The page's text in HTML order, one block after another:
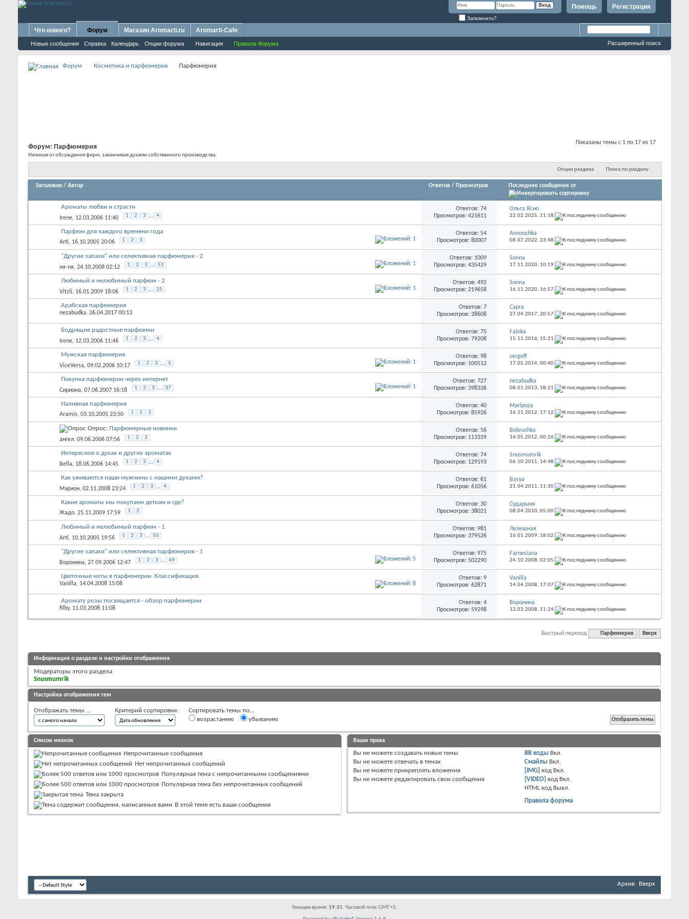
Регистрация
Помощь
Запомнить?
Что нового? Форум
Новые сообщения Справка Календарь Опции форума Навигация Правила Форума
Магазин Aromarti.ru Aromarti-Cafe
Расширенный поиск
Форум Косметика и парфюмерия Парфюмерия
Показаны темы с 1 по 17 из 17
Форум: Парфюмерия
Начиная от обсуждения фирм, заканчивая духами собственного производства.
Опции раздела Поиск по разделу
Заголовок / Автор Ответов / Просмотров Последнее сообщение от
Ароматы любви и страсти
Irene, 12.03.2006 11:40 1 2 3 ... 4
Ответов: 74
Просмотров: 421611
Ольга Ясно
22.02.2025, 11:18
Парфюм для каждого времени года
Arti, 16.10.2005 20:06 1 2 3
Ответов: 54
Просмотров: 80007
Annouchka
08.07.2022, 23:48
"Другие запахи" или селективная парфюмерия - 2
ня-ня, 24.10.2008 02:12 1 2 3 ... 51
Ответов: 1009
Просмотров: 435429
Sonna
17.11.2020, 10:19
Любимый и нелюбимый парфюм - 2
Vitzli, 16.01.2009 18:06 1 2 3 ... 25
Ответов: 492
Просмотров: 219658
Sonna
16.11.2020, 16:57
Арабская парфюмерия
nezabudka, 26.04.2017 00:13
Ответов: 7
Просмотров: 28608
Capra
27.04.2017, 20:57
Бодрящие радостные парфюмки
Irene, 12.03.2006 11:46 1 2 3 ... 4
Ответов: 75
Просмотров: 79208
Fainka
15.11.2016, 15:21
Мужская парфюмерия
ViceVersa, 09.02.2006 10:17 1 2 3 ... 5
Ответов: 98
Просмотров: 100512
sergeff
17.05.2014, 00:40
Покупка парфюмерии через интернет
Сириона, 07.06.2007 16:18 1 2 3 ... 37
Ответов: 727
Просмотров: 398336
nezabudka
08.01.2013, 18:21
Наливная парфюмерия
Aramis, 03.10.2005 23:50 1 2 3
Ответов: 40
Просмотров: 85926
Maripoza
16.11.2012, 17:12
Опрос: Парфюмерные новинки
ангел, 09.06.2006 07:56 1 2 3
Ответов: 56
Просмотров: 113339
Bobrushka
16.05.2012, 00:26
Интересное о духах и других ароматах
Bella, 18.06.2006 14:45 1 2 3 ... 4
Ответов: 74
Просмотров: 129193
Snusmumrik
06.10.2011, 14:48
Как уживаются наши мужчины с нашими духами?
Мэрион, 02.11.2008 23:24 1 2 3 ... 4
Ответов: 61
Просмотров: 61056
Basya
21.04.2011, 11:30
Какие ароматы мы покупаем деткам и где?
Жадо, 25.11.2009 17:59 1 2
Ответов: 30
Просмотров: 38021
Сударыня
08.04.2010, 05:00
Любимый и нелюбимый парфюм - 1
Arti, 10.10.2005 19:56 1 2 3 ... 50
Ответов: 981
Просмотров: 379526
Лелешная
16.01.2009, 18:02
"Другие запахи" или селективная парфюмерия - 1
Воронина, 27.09.2006 12:47 1 2 3 ... 49
Ответов: 975
Просмотров: 502290
Farnesiana
24.10.2008, 02:05
Цветочные ноты в парфюмерии. Классификация.
Vanilla, 14.04.2008 15:08
Ответов: 9
Просмотров: 62871
Vanilla
14.04.2008, 17:07
Аромату розы посвящается - обзор парфюмерии
filby, 11.03.2008 11:08
Ответов: 4
Просмотров: 59298
Воронина
12.03.2008, 11:24
Быстрый переход Парфюмерия Вверх
Информация о разделе и настройки отображения
Модераторы этого раздела
Snusmumrik
Настройка отображения тем
Отображать темы ... Критерий сортировки:
Сортировать темы по...
возрастанию
убыванию
Список иконок
Непрочитанные сообщения
Нет непрочитанных сообщений
Популярная тема с непрочитанными сообщениями
Популярная тема без непрочитанных сообщений
Тема закрыта
В этой теме есть ваши сообщения
Ваши права
Вы не можете создавать новые темы
Вы не можете отвечать в темах
Вы не можете прикреплять вложения
Вы не можете редактировать свои сообщения
BB коды Вкл.
Смайлы Вкл.
[IMG] код Вкл.
[VIDEO] код Вкл.
HTML код Выкл.
Правила форума
Архив Вверх
Текущее время: 19:31. Часовой пояс GMT +3.